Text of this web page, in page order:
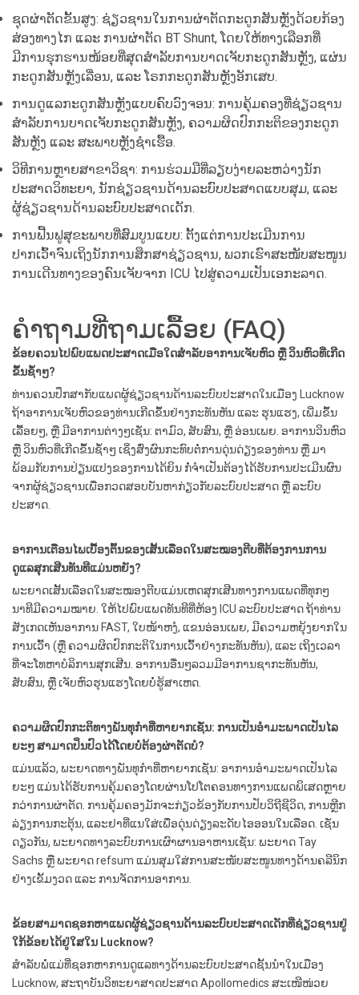
ຊຸດຜ່າຕັດຂັ້ນສູງ: ຊ່ຽວຊານໃນການຜ່າຕັດກະດູກສັນຫຼັງດ້ວຍກ້ອງ
ສ່ອງທາງໄກ ແລະ ການຜ່າຕັດ BT Shunt, ໂດຍໃຫ້ທາງເລືອກທີ່
ມີການຮຸກຮານໜ້ອຍທີ່ສຸດສຳລັບການບາດເຈັບກະດູກສັນຫຼັງ, ແຜ່ນ
ກະດູກສັນຫຼັງເລື່ອນ, ແລະ ໂຣກກະດູກສັນຫຼັງອັກເສບ.
ການດູແລກະດູກສັນຫຼັງແບບຄົບວົງຈອນ: ການຄຸ້ມຄອງທີ່ຊ່ຽວຊານ
ສຳລັບການບາດເຈັບກະດູກສັນຫຼັງ, ຄວາມຜິດປົກກະຕິຂອງກະດູກ
ສັນຫຼັງ ແລະ ສະພາບຫຼັງຊຳເຮື້ອ.
ວິທີການຫຼາຍສາຂາວິຊາ: ການຮ່ວມມືທີ່ລຽບງ່າຍລະຫວ່າງນັກ
ປະສາດວິທະຍາ, ນັກຊ່ຽວຊານດ້ານລະບົບປະສາດແບບສຸມ, ແລະ
ຜູ້ຊ່ຽວຊານດ້ານລະບົບປະສາດເດັກ.
ການຟື້ນຟູສຸຂະພາບທີ່ສົມບູນແບບ: ຕັ້ງແຕ່ການປະເມີນການ
ປາກເວົ້າຈົນເຖິງນັກການສຶກສາຊ່ຽວຊານ, ພວກເຮົາສະໜັບສະໜູນ
ການເດີນທາງຂອງຄົນເຈັບຈາກ ICU ໄປສູ່ຄວາມເປັນເອກະລາດ.
ຄໍາຖາມທີ່ຖາມເລື້ອຍ (FAQ)
ຂ້ອຍຄວນໄປພົບແພດປະສາດເມື່ອໃດສຳລັບອາການເຈັບຫົວ ຫຼື ວິນຫົວທີ່ເກີດ
ຂຶ້ນຊ້ຳໆ?
ທ່ານຄວນປຶກສາກັບແພດຜູ້ຊ່ຽວຊານດ້ານລະບົບປະສາດໃນເມືອງ Lucknow
ຖ້າອາການເຈັບຫົວຂອງທ່ານເກີດຂຶ້ນຢ່າງກະທັນຫັນ ແລະ ຮຸນແຮງ, ເພີ່ມຂຶ້ນ
ເລື້ອຍໆ, ຫຼື ມີອາການຕ່າງໆເຊັ່ນ: ຕາມົວ, ສັບສົນ, ຫຼື ອ່ອນເພຍ. ອາການວິນຫົວ
ຫຼື ວິນຫົວທີ່ເກີດຂຶ້ນຊ້ຳໆ ເຊິ່ງສົ່ງຜົນກະທົບຕໍ່ການດຸ່ນດ່ຽງຂອງທ່ານ ຫຼື ມາ
ພ້ອມກັບການປ່ຽນແປງຂອງການໄດ້ຍິນ ກໍ່ຈຳເປັນຕ້ອງໄດ້ຮັບການປະເມີນຜົນ
ຈາກຜູ້ຊ່ຽວຊານເພື່ອກວດສອບບັນຫາກ່ຽວກັບລະບົບປະສາດ ຫຼື ລະບົບ
ປະສາດ.
ອາການເຕືອນໄພເບື້ອງຕົ້ນຂອງເສັ້ນເລືອດໃນສະໝອງຕີບທີ່ຕ້ອງການການ
ດູແລສຸກເສີນທັນທີແມ່ນຫຍັງ?
ພະຍາດເສັ້ນເລືອດໃນສະໝອງຕີບແມ່ນເຫດສຸກເສີນທາງການແພດທີ່ທຸກໆ
ນາທີມີຄວາມໝາຍ. ໃຫ້ໄປພົບແພດທັນທີທີ່ຫ້ອງ ICU ລະບົບປະສາດ ຖ້າທ່ານ
ສັງເກດເຫັນອາການ FAST, ໃບໜ້າຫງໍ, ແຂນອ່ອນເພຍ, ມີຄວາມຫຍຸ້ງຍາກໃນ
ການເວົ້າ (ຫຼື ຄວາມຜິດປົກກະຕິໃນການເວົ້າຢ່າງກະທັນຫັນ), ແລະ ເຖິງເວລາ
ທີ່ຈະໂທຫາບໍລິການສຸກເສີນ. ອາການອື່ນໆລວມມີອາການຊາກະທັນຫັນ,
ສັບສົນ, ຫຼື ເຈັບຫົວຮຸນແຮງໂດຍບໍ່ຮູ້ສາເຫດ.
ຄວາມຜິດປົກກະຕິທາງພັນທຸກໍາທີ່ຫາຍາກເຊັ່ນ: ການເປັນອຳມະພາດເປັນໄລ
ຍະໆ ສາມາດປິ່ນປົວໄດ້ໂດຍບໍ່ຕ້ອງຜ່າຕັດບໍ?
ແມ່ນແລ້ວ, ພະຍາດທາງພັນທຸກໍາທີ່ຫາຍາກເຊັ່ນ: ອາການອຳມະພາດເປັນໄລ
ຍະໆ ແມ່ນໄດ້ຮັບການຄຸ້ມຄອງໂດຍຜ່ານໂປໂຕຄອນທາງການແພດພິເສດຫຼາຍ
ກວ່າການຜ່າຕັດ. ການຄຸ້ມຄອງມັກຈະກ່ຽວຂ້ອງກັບການປັບວິຖີຊີວິດ, ການຫຼີກ
ລ່ຽງການກະຕຸ້ນ, ແລະຢາທີ່ແນໃສ່ເພື່ອດຸ່ນດ່ຽງລະດັບໄອອອນໃນເລືອດ. ເຊັ່ນ
ດຽວກັນ, ພະຍາດທາງລະບົບການເຜົາຜານອາຫານເຊັ່ນ: ພະຍາດ Tay
Sachs ຫຼື ພະຍາດ refsum ແມ່ນສຸມໃສ່ການສະໜັບສະໜູນທາງດ້ານຄລີນິກ
ຢ່າງເຂັ້ມງວດ ແລະ ການຈັດການອາການ.
ຂ້ອຍສາມາດຊອກຫາແພດຜູ້ຊ່ຽວຊານດ້ານລະບົບປະສາດເດັກທີ່ຊ່ຽວຊານຢູ່
ໃກ້ຂ້ອຍໄດ້ຢູ່ໃສໃນ Lucknow?
ສຳລັບພໍ່ແມ່ທີ່ຊອກຫາການດູແລທາງດ້ານລະບົບປະສາດຊັ້ນນຳໃນເມືອງ
Lucknow, ສະຖາບັນວິທະຍາສາດປະສາດ Apollomedics ສະເໜີໜ່ວຍ